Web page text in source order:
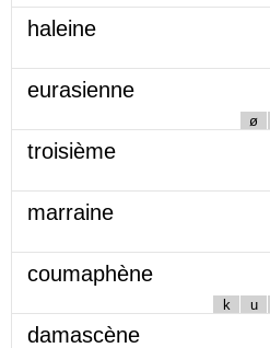
haleine
eurasienne
ø
troisième
marraine
coumaphène
k u
damascène